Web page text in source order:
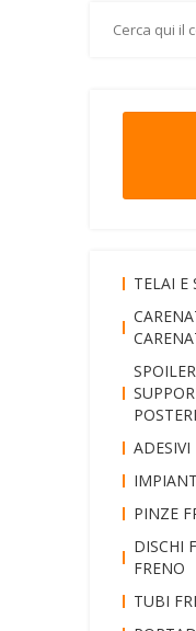
TELAI E
ADESIVI
PINZE
DISCHI
FRENO
TUBI